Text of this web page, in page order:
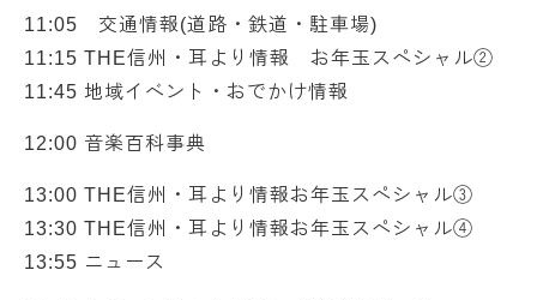
11:05 交通情報(道路・鉄道・駐車場)
11:15 THE信州・耳より情報 お年玉スペシャル②
11:45 地域イベント・おでかけ情報
12:00 音楽百科事典
13:00 THE信州・耳より情報お年玉スペシャル③
13:30 THE信州・耳より情報お年玉スペシャル④
13:55 ニュース